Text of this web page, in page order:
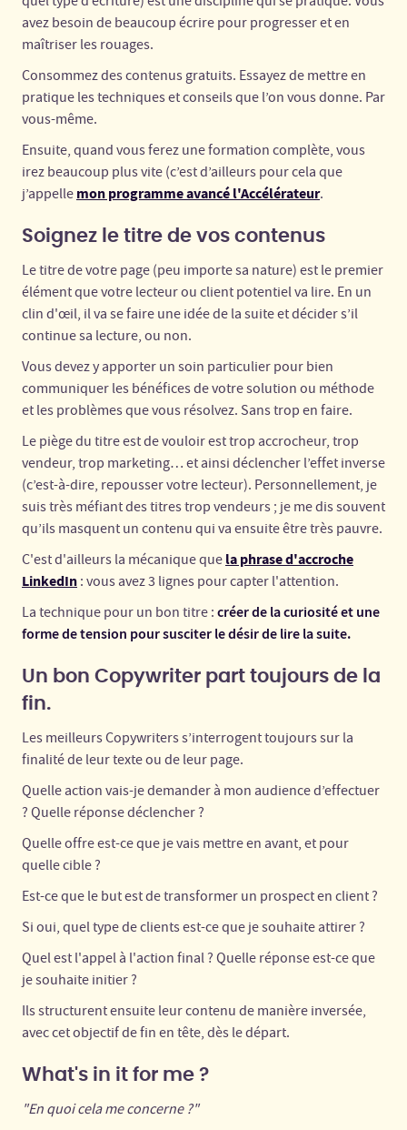
avez besoin de beaucoup écrire pour progresser et en
maîtriser les rouages.
Consommez des contenus gratuits. Essayez de mettre en
pratique les techniques et conseils que l’on vous donne. Par
vous-même.
Ensuite, quand vous ferez une formation complète, vous
irez beaucoup plus vite (c’est d’ailleurs pour cela que
j’appelle mon programme avancé l'Accélérateur.
Soignez le titre de vos contenus
Le titre de votre page (peu importe sa nature) est le premier
élément que votre lecteur ou client potentiel va lire. En un
clin d'œil, il va se faire une idée de la suite et décider s’il
continue sa lecture, ou non.
Vous devez y apporter un soin particulier pour bien
communiquer les bénéfices de votre solution ou méthode
et les problèmes que vous résolvez. Sans trop en faire.
Le piège du titre est de vouloir est trop accrocheur, trop
vendeur, trop marketing… et ainsi déclencher l’effet inverse
(c’est-à-dire, repousser votre lecteur). Personnellement, je
suis très méfiant des titres trop vendeurs ; je me dis souvent
qu’ils masquent un contenu qui va ensuite être très pauvre.
C'est d'ailleurs la mécanique que la phrase d'accroche
LinkedIn : vous avez 3 lignes pour capter l'attention.
La technique pour un bon titre : créer de la curiosité et une
forme de tension pour susciter le désir de lire la suite.
Un bon Copywriter part toujours de la
fin.
Les meilleurs Copywriters s’interrogent toujours sur la
finalité de leur texte ou de leur page.
Quelle action vais-je demander à mon audience d’effectuer
? Quelle réponse déclencher ?
Quelle offre est-ce que je vais mettre en avant, et pour
quelle cible ?
Est-ce que le but est de transformer un prospect en client ?
Si oui, quel type de clients est-ce que je souhaite attirer ?
Quel est l'appel à l'action final ? Quelle réponse est-ce que
je souhaite initier ?
Ils structurent ensuite leur contenu de manière inversée,
avec cet objectif de fin en tête, dès le départ.
What's in it for me ?
"En quoi cela me concerne ?"